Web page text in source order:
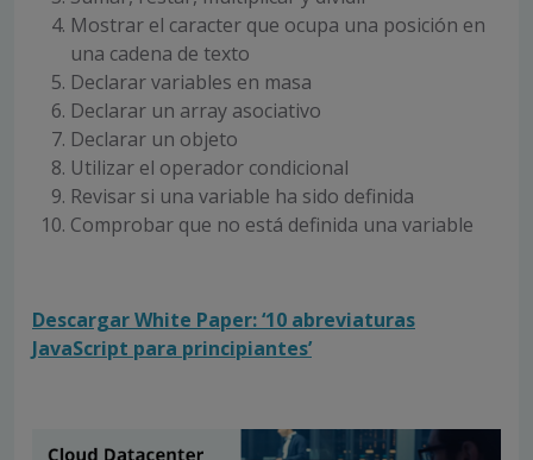
Mostrar el caracter que ocupa una posición en
una cadena de texto
Declarar variables en masa
Declarar un array asociativo
Declarar un objeto
Utilizar el operador condicional
Revisar si una variable ha sido definida
Comprobar que no está definida una variable
Descargar White Paper: ‘10 abreviaturas
JavaScript para principiantes’